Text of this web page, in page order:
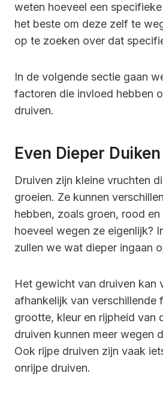
weten hoeveel een
het beste om deze zelf te
op te zoeken over dat
In de volgende sectie gaan
factoren die invloed hebben
druiven.
Even Dieper Duiken
Druiven zijn kleine vruchten
groeien. Ze kunnen
hebben, zoals groen, rood
hoeveel wegen ze eigenlijk?
zullen we wat dieper ingaan
Het gewicht van druiven kan
afhankelijk van verschillende
grootte, kleur en rijpheid van
druiven kunnen meer wegen
Ook rijpe druiven zijn vaak
onrijpe druiven.